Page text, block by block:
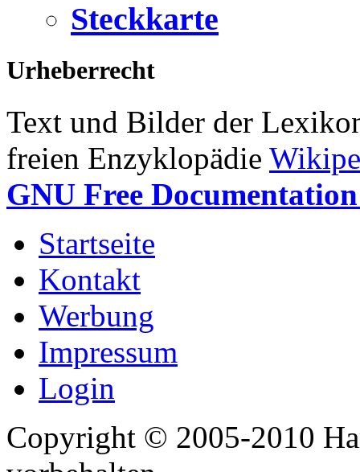
Steckkarte
Urheberrecht
Text und Bilder der
freien Enzyklopädie
GNU Free
Startseite
Kontakt
Werbung
Impressum
Login
Copyright © 2005-2010